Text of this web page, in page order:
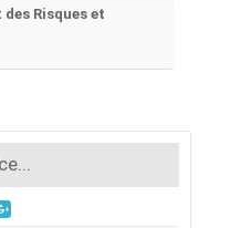
Risques et